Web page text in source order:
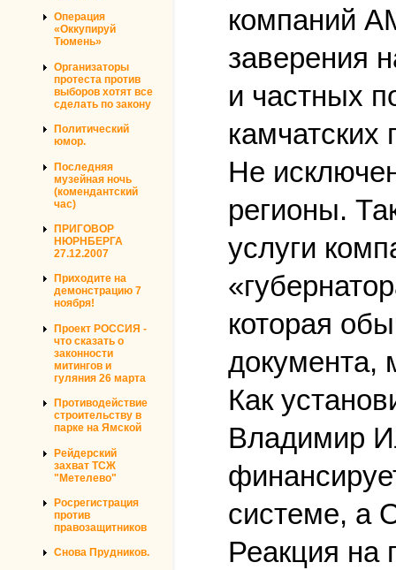
Операция
«Оккупируй
Тюмень»
Организаторы
протеста против
выборов хотят все
сделать по закону
Политический
юмор.
Последняя
музейная ночь
(комендантский
час)
ПРИГОВОР
НЮРНБЕРГА
27.12.2007
Приходите на
демонстрацию 7
ноября!
Проект РОССИЯ -
что сказать о
законности
митингов и
гуляния 26 марта
Противодействие
строительству в
парке на Ямской
Рейдерский
захват ТСЖ
"Метелево"
Росрегистрация
против
правозащитников
Снова Прудников.
компаний
заверения
и частных
Не
регионы.
услуги
которая
документа,
Как
Владимир
системе, а
Реакция на